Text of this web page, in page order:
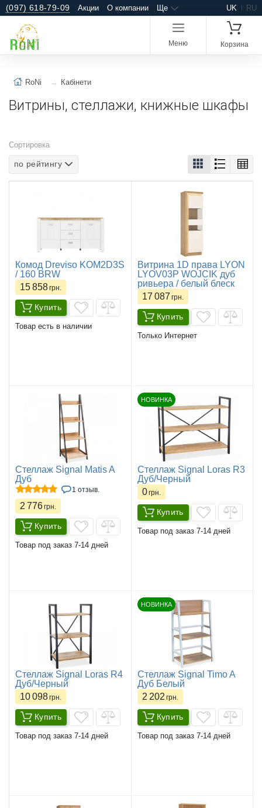
(097) 618-79-09 Акции О компании Ще UK RU
Меню Корзина
RoNi Кабінети
Витрины, стеллажи, книжные шкафы
Сортировка
по рейтингу
Комод Dreviso KOM2D3S
/ 160 BRW
15 858грн.
Купить
Товар есть в наличии
Витрина 1D права LYON
LYOV03P WOJCIK дуб
ривьера / белый блеск
17 087 грн.
Купить
Только Интернет
Стеллаж Signal Matis A
Дуб
1 отзыв.
2 776грн.
Купить
Товар под заказ 7-14 дней
НОВИНКА
Стеллаж Signal Loras R3
Дуб/Черный
0грн.
Купить
Товар под заказ 7-14 дней
Стеллаж Signal Loras R4
Дуб/Черный
10 098грн.
Купить
Товар под заказ 7-14 дней
НОВИНКА
Стеллаж Signal Timo A
Дуб Белый
2 202 грн.
Купить
Товар под заказ 7-14 дней